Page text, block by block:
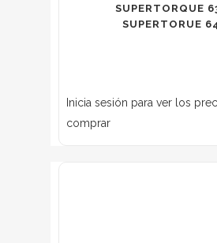
SUPERTORQUE
SUPERTORUE
Inicia sesión para ver los
comprar